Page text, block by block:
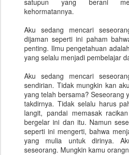
kehormatannya.
Aku sedang mencari
dijaman seperti ini paham
penting. Ilmu pengetahuan
yang selalu menjadi pembelajar
Aku sedang mencari
sendirian. Tidak mungkin kan
yang telah bersama? Seseorang
takdirnya. Tidak selalu harus
langit, pandai memasak
bergelar ini dan itu. Namun
seperti ini mengerti, bahwa
yang mulia untuk dirinya.
seseorang. Mungkin kamu